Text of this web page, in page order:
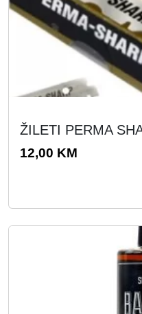
ŽILETI PERMA
12,00 KM